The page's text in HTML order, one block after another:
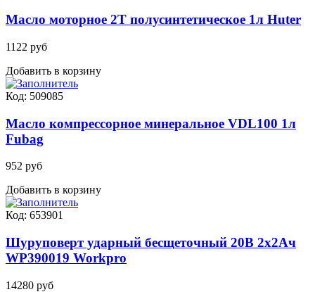
Масло моторное 2Т полусинтетическое 1л Huter
1122 руб
Добавить в корзину
Код: 509085
Масло компрессорное минеральное VDL100 1л
Fubag
952 руб
Добавить в корзину
Код: 653901
Шуруповерт ударный бесщеточный 20В 2х2Ач
WP390019 Workpro
14280 руб